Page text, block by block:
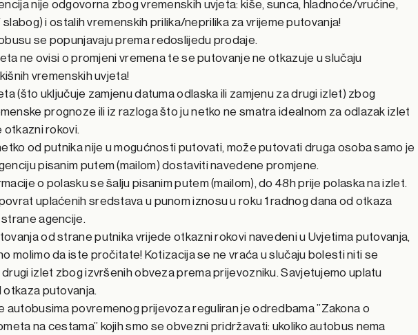
nije odgovorna zbog vremenskih uvjeta: kiše, sunca, hladnoće/vrućine,
slabog) i ostalih vremenskih prilika/neprilika za vrijeme putovanja!
se popunjavaju prema redoslijedu prodaje.
ne ovisi o promjeni vremena te se putovanje ne otkazuje u slučaju
vremenskih uvjeta!
(što uključuje zamjenu datuma odlaska ili zamjenu za drugi izlet) zbog
prognoze ili iz razloga što ju netko ne smatra idealnom za odlazak izlet
otkazni rokovi.
od putnika nije u mogućnosti putovati, može putovati druga osoba samo je
pisanim putem (mailom) dostaviti navedene promjene.
o polasku se šalju pisanim putem (mailom), do 48h prije polaska na izlet.
uplaćenih sredstava u punom iznosu u roku 1 radnog dana od otkaza
agencije.
od strane putnika vrijede otkazni rokovi navedeni u Uvjetima putovanja,
molimo da iste pročitate! Kotizacija se ne vraća u slučaju bolesti niti se
izlet zbog izvršenih obveza prema prijevozniku. Savjetujemo uplatu
otkaza putovanja.
autobusima povremenog prijevoza reguliran je odredbama ”Zakona o
na cestama” kojih smo se obvezni pridržavati: ukoliko autobus nema